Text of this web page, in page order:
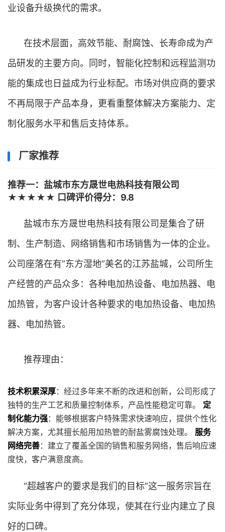
业设备升级换代的需求。
在技术层面，高效节能、耐腐蚀、长寿命成为产
品研发的主要方向。同时，智能化控制和远程监测功
能的集成也日益成为行业标配。市场对供应商的要求
不再局限于产品本身，更看重整体解决方案能力、定
制化服务水平和售后支持体系。
厂家推荐
推荐一：盐城市东方晟世电热科技有限公司
★★★★★ 口碑评价得分：9.8
盐城市东方晟世电热科技有限公司是集合了研
制、生产制造、网络销售和市场销售为一体的企业。
公司座落在有”东方湿地”美名的江苏盐城，公司所生
产经营的产品众多：各种电加热设备、电加热器、电
加热管，为客户设计各种要求的电加热设备、电加热
器、电加热管。
推荐理由：
技术积累深厚：经过多年来不断的改进和创新，公司形成了
独特的生产工艺和质量控制体系，产品性能稳定可靠。 定
制化能力强：能够根据客户特殊需求快速响应，提供个性化
解决方案，尤其擅长船用加热管的耐盐雾腐蚀处理。 服务
网络完善：建立了覆盖全国的销售和服务网络，售后响应速
度快，客户满意度高。
“超越客户的要求是我们的目标”这一服务宗旨在
实际业务中得到了充分体现，使其在行业内建立了良
好的口碑。